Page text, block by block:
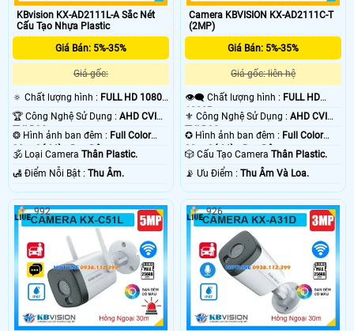
KBvision KX-AD2111L-A Sắc Nét
Cấu Tạo Nhựa Plastic
Giá Bán: 5%-35%
Giá gốc:
🔅 Chất lượng hình : FULL HD 1080P
.
🏆 Công Nghệ Sử Dụng : AHD CVI
TVI BCS.
❂ Hình ảnh ban đêm : Full Color
20m Có Màu Ban Ðêm.
🕉️ Loại Camera Thân Plastic.
️🛃 Điểm Nỗi Bật : Thu Âm.
Camera KBVISION KX-AD2111C-T
(2MP)
Giá Bán: 5%-35%
Giá gốc: liên hệ
👁️‍🗨 Chất lượng hình : FULL HD
1080P .
⚜️ Công Nghệ Sử Dụng :AHD CVI
TVI BCS.
✪ Hình ảnh ban đêm : Full Color
30m Có Màu Ban Ðêm.
🎲 Cấu Tạo CameraThân Plastic.
️📡 Ưu Điểm :Thu Âm Và Loa.
992 926